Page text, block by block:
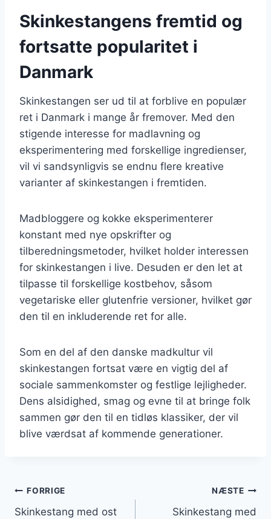
Skinkestangens fremtid og
fortsatte popularitet i
Danmark
Skinkestangen ser ud til at forblive en populær
ret i Danmark i mange år fremover. Med den
stigende interesse for madlavning og
eksperimentering med forskellige ingredienser,
vil vi sandsynligvis se endnu flere kreative
varianter af skinkestangen i fremtiden.
Madbloggere og kokke eksperimenterer
konstant med nye opskrifter og
tilberedningsmetoder, hvilket holder interessen
for skinkestangen i live. Desuden er den let at
tilpasse til forskellige kostbehov, såsom
vegetariske eller glutenfrie versioner, hvilket gør
den til en inkluderende ret for alle.
Som en del af den danske madkultur vil
skinkestangen fortsat være en vigtig del af
sociale sammenkomster og festlige lejligheder.
Dens alsidighed, smag og evne til at bringe folk
sammen gør den til en tidløs klassiker, der vil
blive værdsat af kommende generationer.
Indlægsnavigation
FORRIGE
Skinkestang med ost
NÆSTE
Skinkestang med